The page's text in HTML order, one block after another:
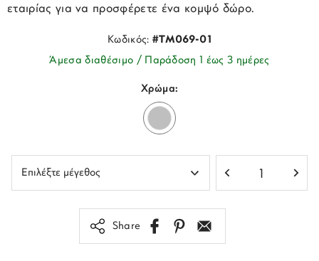
εταιρίας για να προσφέρετε ένα κομψό δώρο.
Κωδικός: #TM069-01
Άμεσα διαθέσιμο / Παράδοση 1 έως 3 ημέρες
Χρώμα:
Share